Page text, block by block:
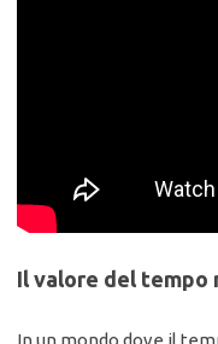
Il valore del tempo